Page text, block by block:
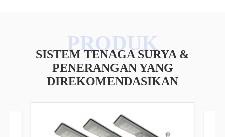
SISTEM TENAGA SURYA &
PENERANGAN YANG
DIREKOMENDASIKAN